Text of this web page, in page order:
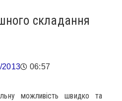
складання
2013 06:57
можливість швидко та